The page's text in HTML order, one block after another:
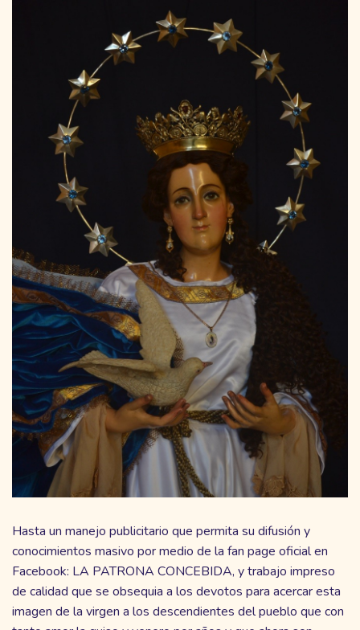
Hasta un manejo publicitario que permita su difusión y
conocimientos masivo por medio de la fan page oficial en
Facebook: LA PATRONA CONCEBIDA, y trabajo impreso
de calidad que se obsequia a los devotos para acercar esta
imagen de la virgen a los descendientes del pueblo que con